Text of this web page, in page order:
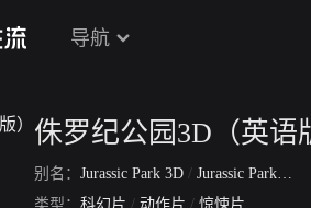
导航
侏罗纪公园3D（英语
别名： Jurassic Park 3D / Jurassic Park 3D
类型： 科幻片 / 动作片 / 惊悚片